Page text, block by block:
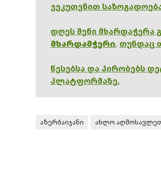
ვეკუთვნით
დღეს შენი მხარდაჭერა
მხარდამჭერი, თუნდაც
წესებსა და პირობებს
პლატფორმაზე.
აზერბაიჯანი ახლო